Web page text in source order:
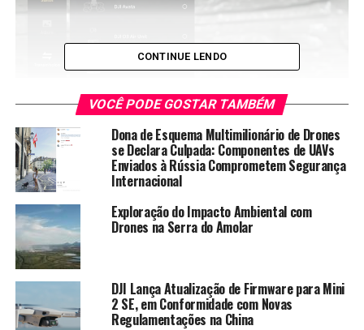
Leva cerca de 30 segundos. Agora que o Integra Goggles
está em modo de voo para o Mini 3, é só emparelhar o
goggles com o drone.
Para colocar o Goggles Integra no modo de
emparelhamento, você pressiona e segura o botão liga /
desliga. Se você tiver o Goggles 2, o botão de
pareamento está bem ali no meio. Novamente, você só
vai pressionar e segurar. Comece colocando os óculos no
CONTINUE LENDO
VOCÊ PODE GOSTAR TAMBÉM
Dona de Esquema Multimilionário de Drones
se Declara Culpada: Componentes de UAVs
Enviados à Rússia Comprometem Segurança
Internacional
Exploração do Impacto Ambiental com
Drones na Serra do Amolar
DJI Lança Atualização de Firmware para Mini
2 SE, em Conformidade com Novas
Regulamentações na China